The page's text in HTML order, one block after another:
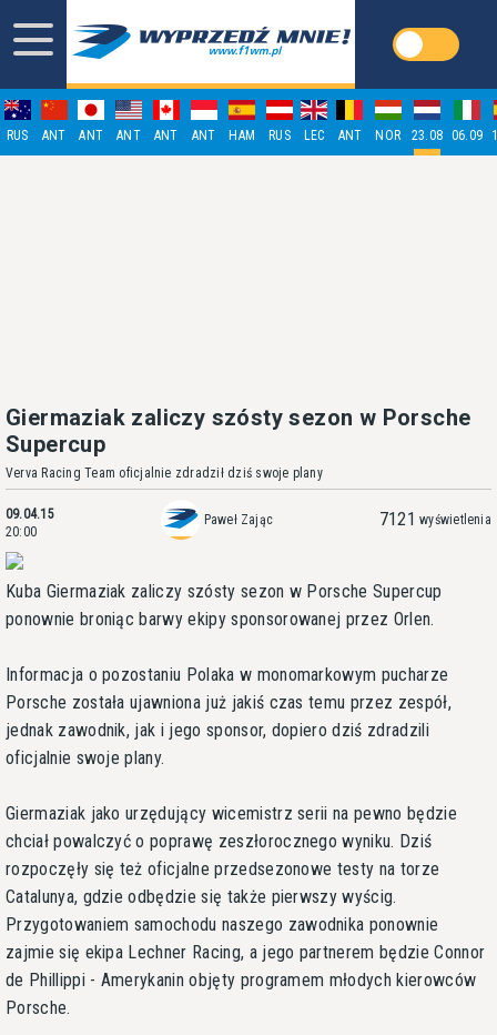
RUS ANT ANT ANT ANT ANT HAM RUS LEC ANT NOR 23.08 06.09
Giermaziak zaliczy szósty sezon w Porsche
Supercup
Verva Racing Team oficjalnie zdradził dziś swoje plany
09.04.15
20:00
Paweł Zając 7121 wyświetlenia
Kuba Giermaziak zaliczy szósty sezon w Porsche Supercup
ponownie broniąc barwy ekipy sponsorowanej przez Orlen.
Informacja o pozostaniu Polaka w monomarkowym pucharze
Porsche została ujawniona już jakiś czas temu przez zespół,
jednak zawodnik, jak i jego sponsor, dopiero dziś zdradzili
oficjalnie swoje plany.
Giermaziak jako urzędujący wicemistrz serii na pewno będzie
chciał powalczyć o poprawę zeszłorocznego wyniku. Dziś
rozpoczęły się też oficjalne przedsezonowe testy na torze
Catalunya, gdzie odbędzie się także pierwszy wyścig.
Przygotowaniem samochodu naszego zawodnika ponownie
zajmie się ekipa Lechner Racing, a jego partnerem będzie Connor
de Phillippi - Amerykanin objęty programem młodych kierowców
Porsche.